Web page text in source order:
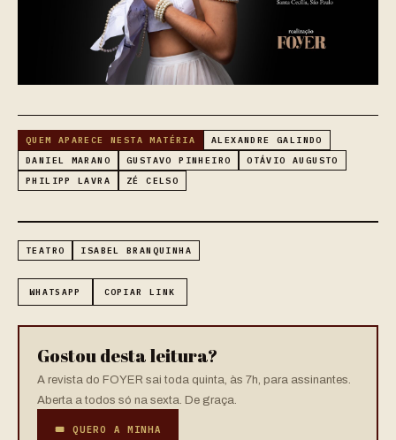
QUEM APARECE NESTA MATÉRIA
ALEXANDRE GALINDO
DANIEL MARANO
GUSTAVO PINHEIRO
OTÁVIO AUGUSTO
PHILIPP LAVRA
ZÉ CELSO
TEATRO ISABEL BRANQUINHA
WHATSAPP COPIAR LINK
Gostou desta leitura?
A revista do FOYER sai toda quinta, às 7h, para assinantes.
Aberta a todos só na sexta. De graça.
🎟 QUERO A MINHA